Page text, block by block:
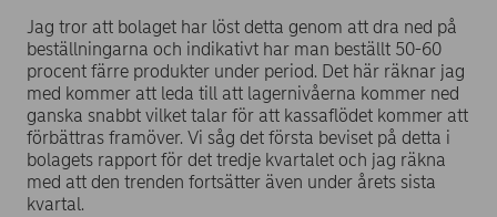
Jag tror att bolaget har löst detta genom att dra ned på
beställningarna och indikativt har man beställt 50-60
procent färre produkter under period. Det här räknar jag
med kommer att leda till att lagernivåerna kommer ned
ganska snabbt vilket talar för att kassaflödet kommer att
förbättras framöver. Vi såg det första beviset på detta i
bolagets rapport för det tredje kvartalet och jag räkna
med att den trenden fortsätter även under årets sista
kvartal.